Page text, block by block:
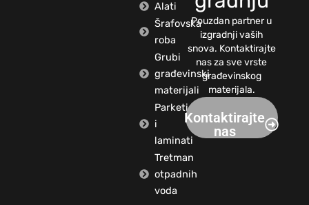
Alati
Šrafovska
roba
Grubi
građevinski
materijali
Parketi
i
laminati
Tretman
otpadnih
voda
Pouzdan partner u
izgradnji vaših
snova. Kontaktirajte
nas za sve vrste
građevinskog
materijala.
Kontaktirajte
nas